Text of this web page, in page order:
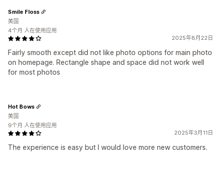
2025年8月22日
Fairly smooth except did not like photo options for main photo
on homepage. Rectangle shape and space did not work well
for most photos
Smile Floss
美国
4个月 人在使用应用
2025年3月11日
The experience is easy but I would love more new customers.
Hot Bows
美国
9个月 人在使用应用